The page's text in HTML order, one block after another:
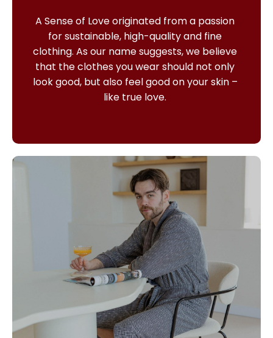
A Sense of Love originated from a passion
for sustainable, high-quality and fine
clothing. As our name suggests, we believe
that the clothes you wear should not only
look good, but also feel good on your skin –
like true love.